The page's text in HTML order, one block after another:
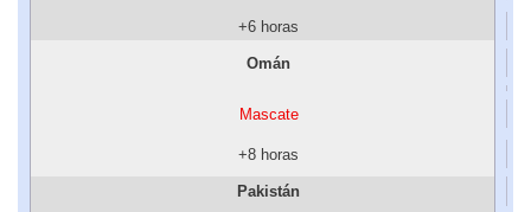
+6 horas
Omán
Mascate
+8 horas
Pakistán